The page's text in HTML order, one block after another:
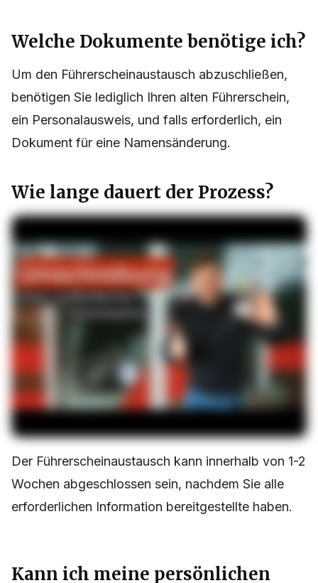
Welche Dokumente benötige ich?
Um den Führerscheinaustausch abzuschließen,
benötigen Sie lediglich Ihren alten Führerschein,
ein Personalausweis, und falls erforderlich, ein
Dokument für eine Namensänderung.
Wie lange dauert der Prozess?
Der Führerscheinaustausch kann innerhalb von 1-2
Wochen abgeschlossen sein, nachdem Sie alle
erforderlichen Information bereitgestellte haben.
Kann ich meine persönlichen